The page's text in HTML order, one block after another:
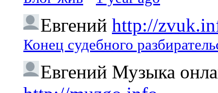
Евгений http://
Конец судебного
Евгений Музыка